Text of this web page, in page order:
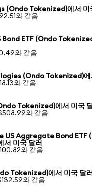
(Ondo Tokenized)에서 미
와 같음
Bond ETF (Ondo
와 같음
(Ondo Tokenized)에
와 같음
Tokenized)에서 미국
와 같음
US Aggregate Bond ETF
미국 달러
와 같음
Tokenized)에서 미국 달러
와 같음